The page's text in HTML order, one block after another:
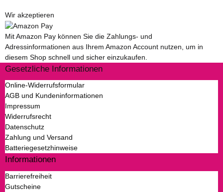
Wir akzeptieren
Mit Amazon Pay können Sie die Zahlungs- und
Adressinformationen aus Ihrem Amazon Account nutzen, um in
diesem Shop schnell und sicher einzukaufen.
Gesetzliche Informationen
Online-Widerrufsformular
AGB und Kundeninformationen
Impressum
Widerrufsrecht
Datenschutz
Zahlung und Versand
Batteriegesetzhinweise
Informationen
Barrierefreiheit
Gutscheine